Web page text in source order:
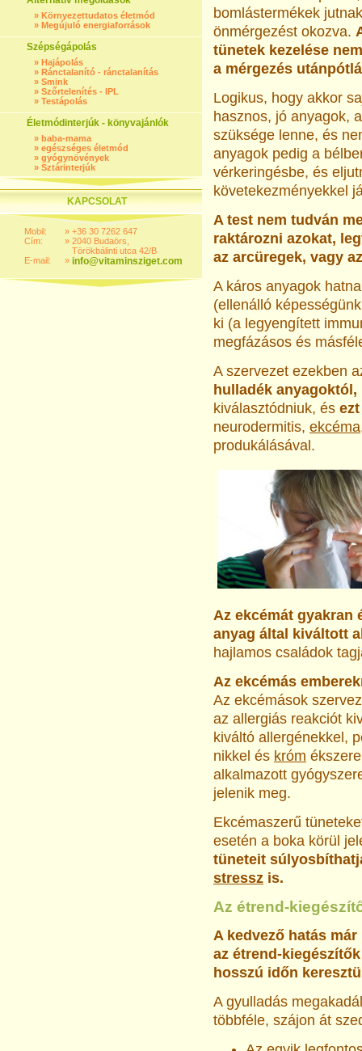
» Környezettudatos életmód
» Megújuló energiaforrások
Szépségápolás
» Hajápolás
» Ránctalanító - ránctalanítás
» Smink
» Szőrtelenítés - IPL
» Testápolás
Életmódinterjúk - könyvajánlók
» baba-mama
» egészséges életmód
» gyógynövények
» Sztárinterjúk
KAPCSOLAT
Mobil:
Cím:
E-mail:
»
»
»
+36 30 7262 647
2040 Budaörs,
Törökbálinti utca 42/B
info@vitaminsziget.com
bomlástermékek
önmérgezést okozva.
tünetek kezelése
a mérgezés
Logikus, hogy akkor
hasznos, jó anyagok,
szüksége lenne, és
anyagok pedig a
vérkeringésbe, és
követekezményekkel
A test nem tudván
raktározni azokat,
az arcüregek, vagy
A káros anyagok
(ellenálló
ki (a legyengített
megfázásos és
A szervezet ezekben
hulladék anyagoktól,
kiválasztódniuk, és
neurodermitis, ekcéma
produkálásával.
Az ekcémát gyakran
anyag által ki­váltott
hajlamos családok
Az ekcémás
Az ekcémások
az allergiás reakciót
kiváltó allergénekkel,
nikkel és króm
alkalmazott
jelenik meg.
Ekcémaszerű
esetén a boka körül
tüneteit
stressz is.
Az étrend-
A kedvező hatás
az étrend-
hosszú időn
A gyulladás
többféle, szájon át